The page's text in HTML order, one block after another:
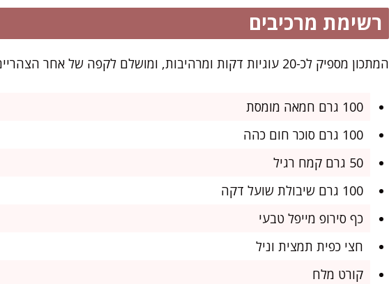
רשימת מרכיבים
המתכון מספיק לכ-20 עוגיות דקות ומרהיבות, ומושלם לקפה של אחר הצהריים או כמתנה קטנה לאנשים אהובים.
100 גרם חמאה מומסת
100 גרם סוכר חום כהה
50 גרם קמח רגיל
100 גרם שיבולת שועל דקה
כף סירופ מייפל טבעי
חצי כפית תמצית וניל
קורט מלח